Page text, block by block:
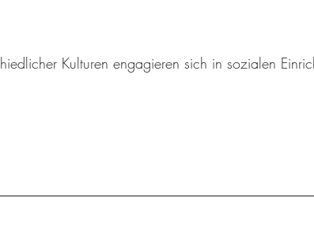
Kulturen engagieren sich in sozialen